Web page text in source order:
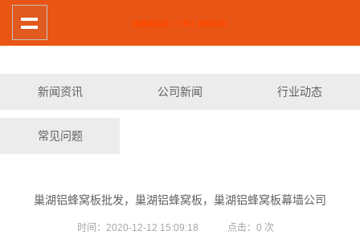
新闻资讯 公司新闻 行业动态
常见问题
巢湖铝蜂窝板批发，巢湖铝蜂窝板，巢湖铝蜂窝板幕墙公司
时间：2020-12-12 15:09:18 点击： 0 次